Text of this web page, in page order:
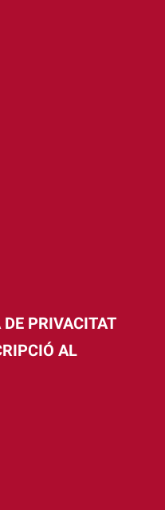
PRIVACITAT
AL